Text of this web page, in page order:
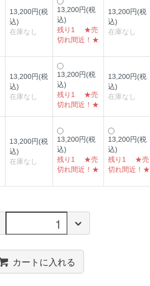
13,200円(税
込)
在庫なし
13,200円(税
込)
残り1 ★売
切れ間近！★
13,200円(税
込)
在庫なし
13,200円(税
込)
在庫なし
13,200円(税
込)
残り1 ★売
切れ間近！★
13,200円(税
込)
在庫なし
13,200円(税
込)
在庫なし
13,200円(税
込)
残り1 ★売
切れ間近！★
13,200円(税
込)
残り1 ★売
切れ間近！★
カートに入れる